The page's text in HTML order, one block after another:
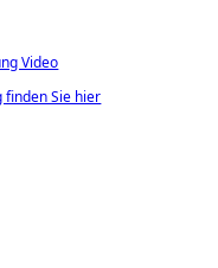
Video
finden Sie hier